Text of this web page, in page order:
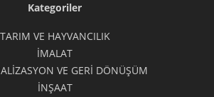
Kategoriler
TARIM VE HAYVANCILIK
İMALAT
VE GERİ DÖNÜŞÜM
İNŞAAT